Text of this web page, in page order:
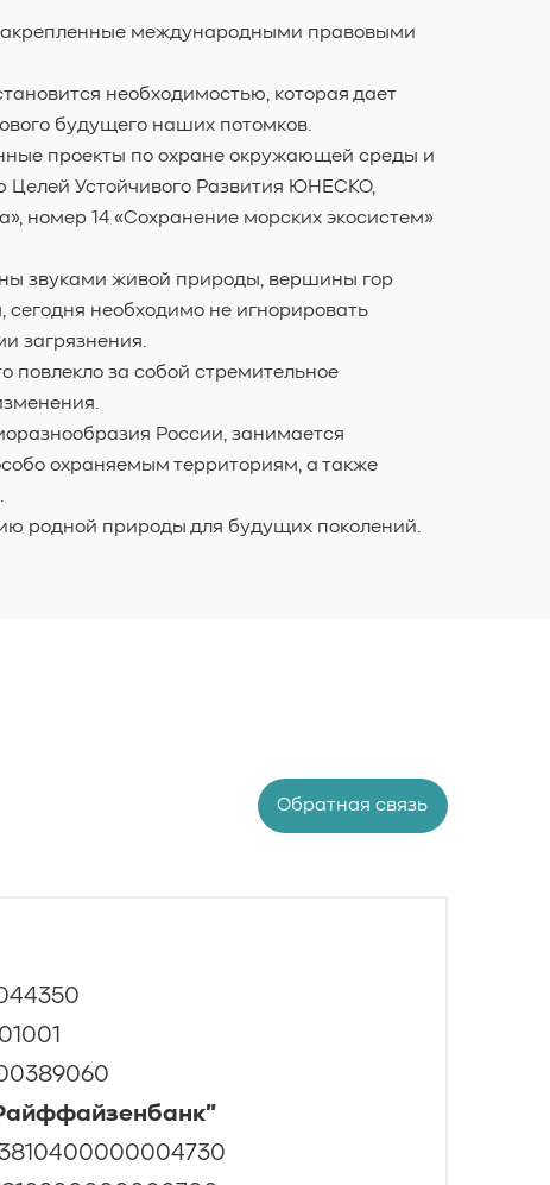
международными правовыми
необходимостью, которая дает
будущего наших потомков.
проекты по охране окружающей среды и
Целей Устойчивого Развития ЮНЕСКО,
номер 14 «Сохранение морских экосистем»
звуками живой природы, вершины гор
необходимо не игнорировать
загрязнения.
повлекло за собой стремительное
России, занимается
охраняемым территориям, а также
родной природы для будущих поколений.
Обратная связь